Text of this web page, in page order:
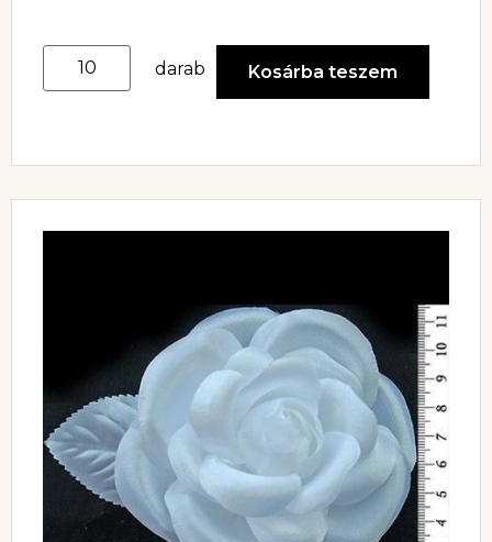
darab Kosárba teszem